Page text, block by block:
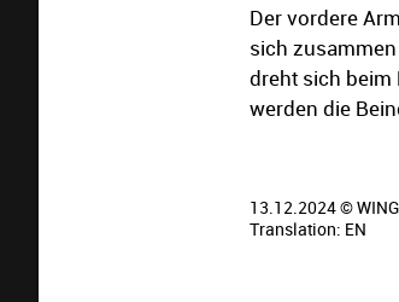
Der vordere
sich
dreht sich beim
werden die
13.12.2024 ©
Translation: EN